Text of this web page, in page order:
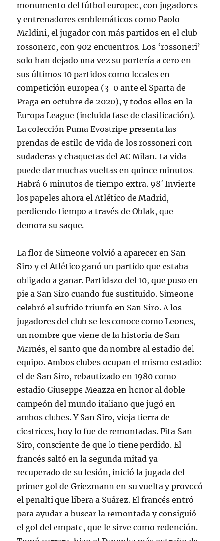
monumento del fútbol europeo, con jugadores
y entrenadores emblemáticos como Paolo
Maldini, el jugador con más partidos en el club
rossonero, con 902 encuentros. Los ‘rossoneri’
solo han dejado una vez su portería a cero en
sus últimos 10 partidos como locales en
competición europea (3-0 ante el Sparta de
Praga en octubre de 2020), y todos ellos en la
Europa League (incluida fase de clasificación).
La colección Puma Evostripe presenta las
prendas de estilo de vida de los rossoneri con
sudaderas y chaquetas del AC Milan. La vida
puede dar muchas vueltas en quince minutos.
Habrá 6 minutos de tiempo extra. 98′ Invierte
los papeles ahora el Atlético de Madrid,
perdiendo tiempo a través de Oblak, que
demora su saque.
La flor de Simeone volvió a aparecer en San
Siro y el Atlético ganó un partido que estaba
obligado a ganar. Partidazo del 10, que puso en
pie a San Siro cuando fue sustituido. Simeone
celebró el sufrido triunfo en San Siro. A los
jugadores del club se les conoce como Leones,
un nombre que viene de la historia de San
Mamés, el santo que da nombre al estadio del
equipo. Ambos clubes ocupan el mismo estadio:
el de San Siro, rebautizado en 1980 como
estadio Giuseppe Meazza en honor al doble
campeón del mundo italiano que jugó en
ambos clubes. Y San Siro, vieja tierra de
cicatrices, hoy lo fue de remontadas. Pita San
Siro, consciente de que lo tiene perdido. El
francés saltó en la segunda mitad ya
recuperado de su lesión, inició la jugada del
primer gol de Griezmann en su vuelta y provocó
el penalti que libera a Suárez. El francés entró
para ayudar a buscar la remontada y consiguió
el gol del empate, que le sirve como redención.